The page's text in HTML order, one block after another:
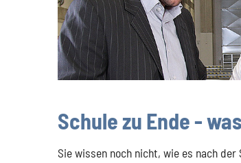
Schule zu Ende -
Sie wissen noch nicht, wie es nach